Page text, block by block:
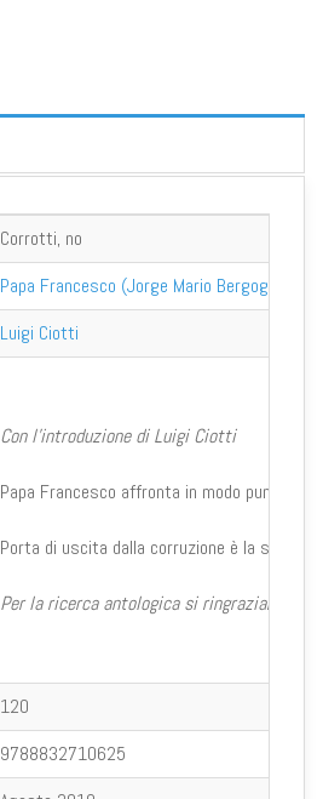
Corrotti, no
Papa Francesco (Jorge Mario Bergoglio)
Luigi Ciotti
Con l'introduzione di Luigi Ciotti
Papa Francesco affronta in modo puntuale
Porta di uscita dalla corruzione è la
Per la ricerca antologica si ringraziano
120
9788832710625